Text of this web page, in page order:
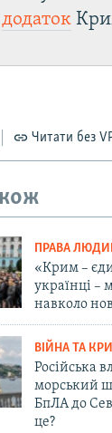
додаток
Читати без
ПРАВА
«Крим –
українці –
навколо
ВІЙНА ТА
Російська
морський
БпЛА до
це?